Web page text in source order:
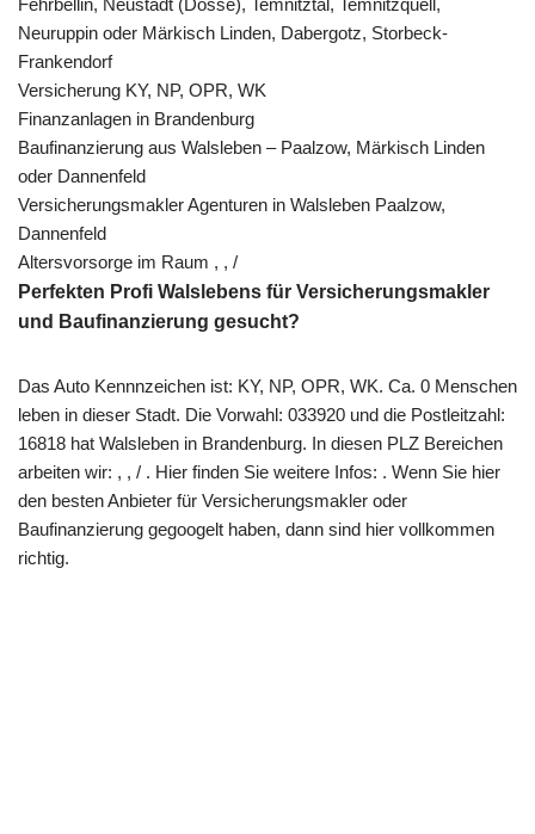
Neuruppin oder Märkisch Linden, Dabergotz, Storbeck-
Frankendorf
Versicherung KY, NP, OPR, WK
Finanzanlagen in Brandenburg
Baufinanzierung aus Walsleben – Paalzow, Märkisch Linden
oder Dannenfeld
Versicherungsmakler Agenturen in Walsleben Paalzow,
Dannenfeld
Altersvorsorge im Raum , , /
Perfekten Profi Walslebens für Versicherungsmakler
und Baufinanzierung gesucht?
Das Auto Kennnzeichen ist: KY, NP, OPR, WK. Ca. 0 Menschen
leben in dieser Stadt. Die Vorwahl: 033920 und die Postleitzahl:
16818 hat Walsleben in Brandenburg. In diesen PLZ Bereichen
arbeiten wir: , , / . Hier finden Sie weitere Infos: . Wenn Sie hier
den besten Anbieter für Versicherungsmakler oder
Baufinanzierung gegoogelt haben, dann sind hier vollkommen
richtig.